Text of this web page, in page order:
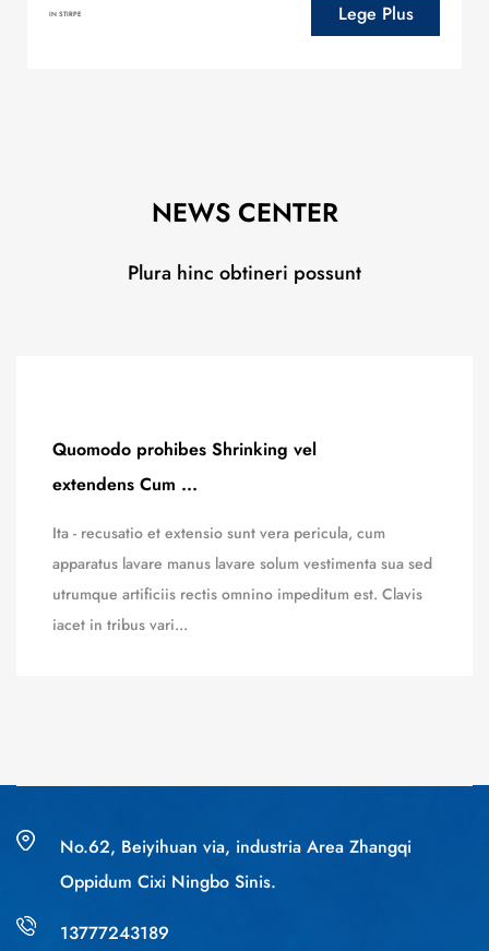
IN STIRPE Lege Plus
NEWS CENTER
Plura hinc obtineri possunt
Quomodo prohibes Shrinking vel
extendens Cum ...
Ita - recusatio et extensio sunt vera pericula, cum
apparatus lavare manus lavare solum vestimenta sua sed
utrumque artificiis rectis omnino impeditum est. Clavis
iacet in tribus vari...
No.62, Beiyihuan via, industria Area Zhangqi
Oppidum Cixi Ningbo Sinis.
13777243189